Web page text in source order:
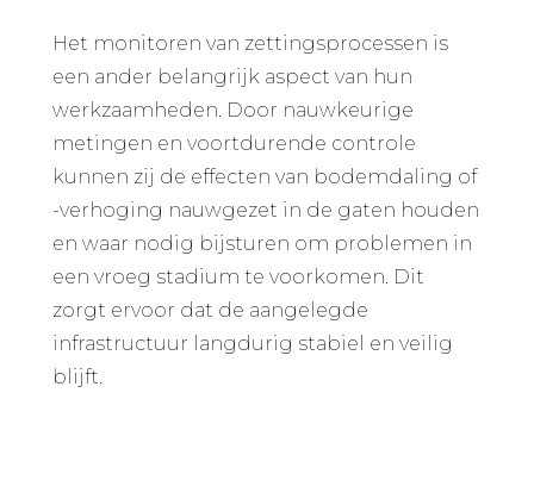
Het monitoren van zettingsprocessen is
een ander belangrijk aspect van hun
werkzaamheden. Door nauwkeurige
metingen en voortdurende controle
kunnen zij de effecten van bodemdaling of
-verhoging nauwgezet in de gaten houden
en waar nodig bijsturen om problemen in
een vroeg stadium te voorkomen. Dit
zorgt ervoor dat de aangelegde
infrastructuur langdurig stabiel en veilig
blijft.